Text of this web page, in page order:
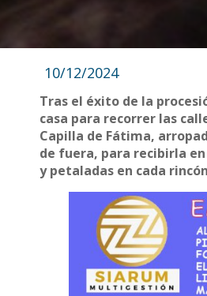
10/12/2024
Tras el éxito de la
casa para recorrer las
Capilla de Fátima,
de fuera, para recibirla
y petaladas en cada